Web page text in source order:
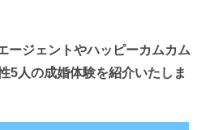
ージェントやハッピーカムカム
5人の成婚体験を紹介いたしま